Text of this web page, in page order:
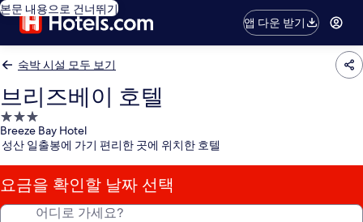
본문 내용으로 건너뛰기
앱 다운 받기
숙박 시설 모두 보기
브리즈베이 호텔
3.0
성
급
숙
박
시
Breeze Bay Hotel
성산 일출봉에 가기 편리한 곳에 위치한 호텔
요금을 확인할 날짜 선택
어디로 가세요?